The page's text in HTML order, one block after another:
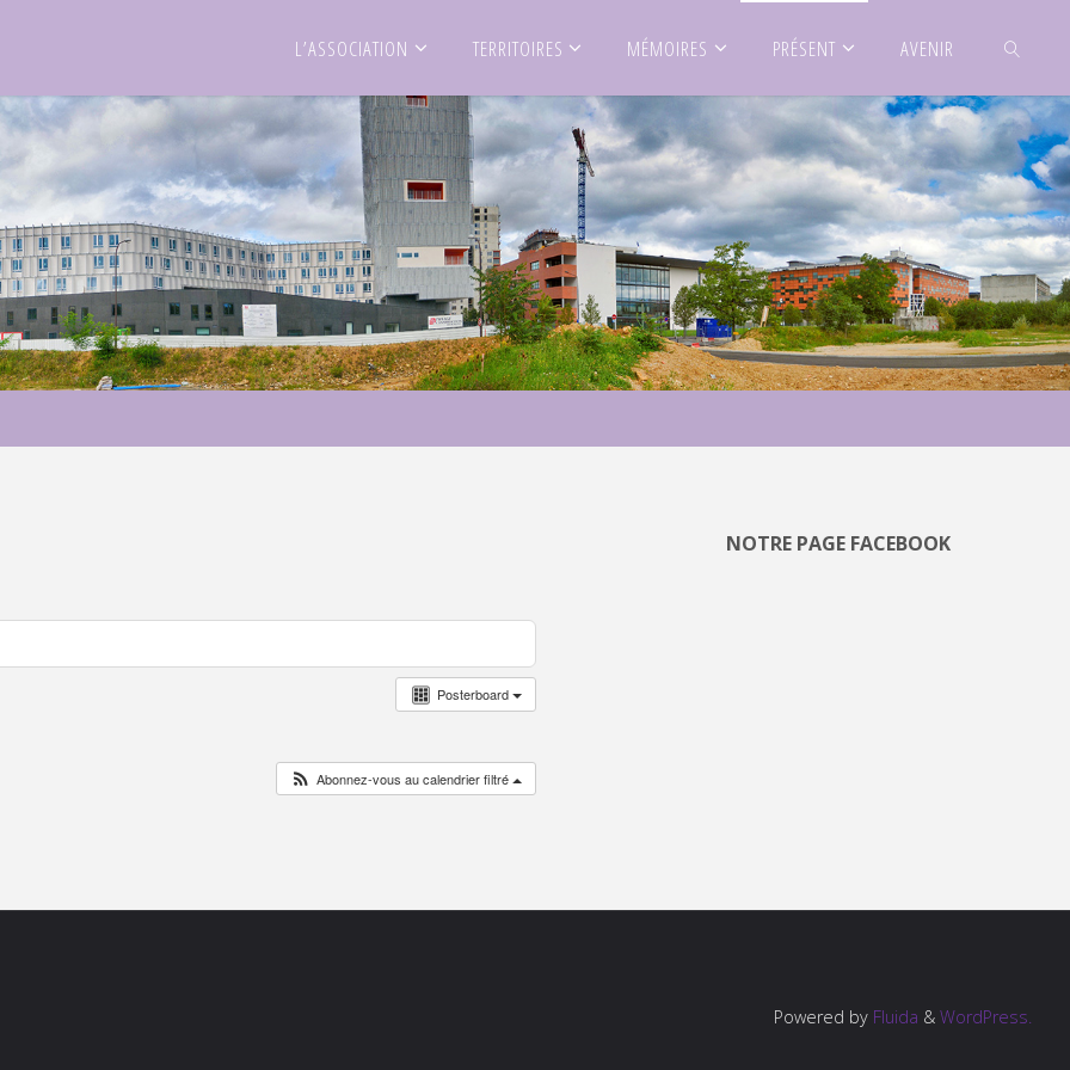
L’ASSOCIATION TERRITOIRES MÉMOIRES PRÉSENT AVENIR
SEARCH
Posterboard
Abonnez-vous au calendrier filtré
NOTRE PAGE FACEBOOK
Powered by Fluida & WordPress.